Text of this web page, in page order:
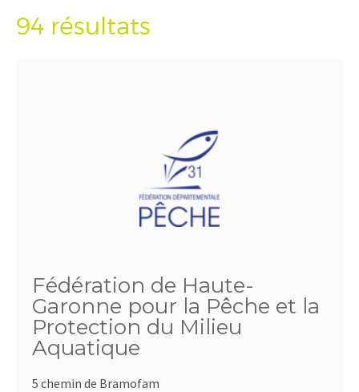
94 résultats
Fédération de Haute-
Garonne pour la Pêche et la
Protection du Milieu
Aquatique
5 chemin de Bramofam